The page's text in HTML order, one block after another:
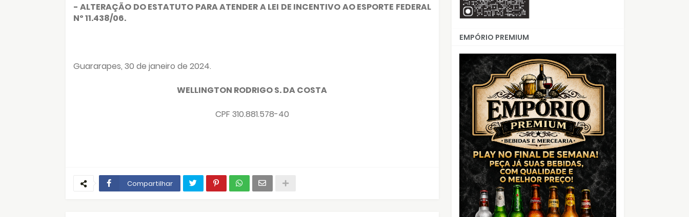
- ALTERAÇÃO DO ESTATUTO PARA ATENDER A LEI DE INCENTIVO AO ESPORTE FEDERAL
Nº 11.438/06.
Guararapes, 30 de janeiro de 2024.
WELLINGTON RODRIGO S. DA COSTA
CPF 310.881.578-40
Compartilhar
EMPÓRIO PREMIUM